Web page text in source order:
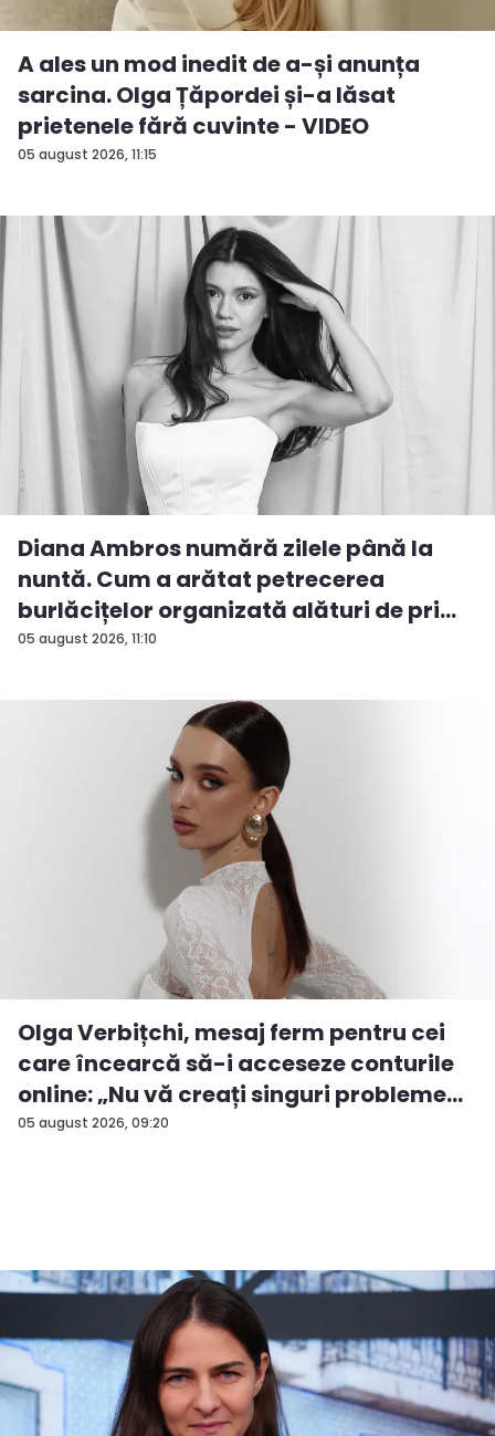
05 august 2026, 11:15
A ales un mod inedit de a-și anunța
sarcina. Olga Țăpordei și-a lăsat
prietenele fără cuvinte - VIDEO
05 august 2026, 11:10
Diana Ambros numără zilele până la
nuntă. Cum a arătat petrecerea
burlăcițelor organizată alături de pri...
05 august 2026, 09:20
Olga Verbițchi, mesaj ferm pentru cei
care încearcă să-i acceseze conturile
online: „Nu vă creați singuri probleme...